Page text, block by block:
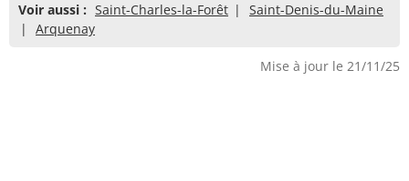
Voir aussi : Saint-Charles-la-Forêt
Saint-Denis-du-Maine
Arquenay
Mise à jour le 21/11/25